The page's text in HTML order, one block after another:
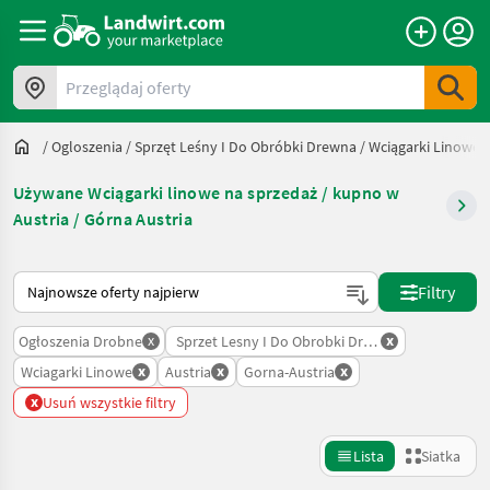
Przeglądaj oferty
/Ogloszenia /Sprzęt Leśny I Do Obróbki Drewna /Wciągarki Linowe
Używane Wciągarki linowe na sprzedaż / kupno w
Austria / Górna Austria
Tak sortuje się na Landwirt.com
Filtry
Ogłoszenia Drobne x Sprzet Lesny I Do Obrobki Drewna
x
Wciagarki Linowe x Austria x Gorna-Austria x
x Usuń wszystkie filtry
Lista Siatka